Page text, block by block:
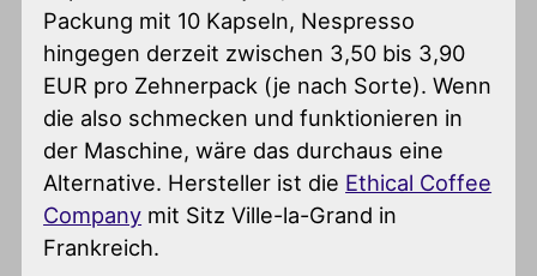
Packung mit 10 Kapseln, Nespresso
hingegen derzeit zwischen 3,50 bis 3,90
EUR pro Zehnerpack (je nach Sorte). Wenn
die also schmecken und funktionieren in
der Maschine, wäre das durchaus eine
Alternative. Hersteller ist die Ethical Coffee
Company mit Sitz Ville-la-Grand in
Frankreich.